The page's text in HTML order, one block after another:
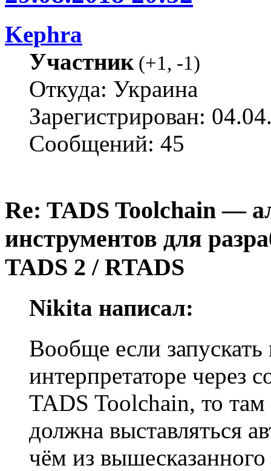
Kephra
Участник(+1, -1)
Откуда: Украина
Зарегистрирован:
Сообщений: 45
Re: TADS Toolchain —
инструментов для
TADS 2 / RTADS
Nikita написал:
Вообще если
интерпретаторе через
TADS Toolchain, то
должна выставляться
чём из